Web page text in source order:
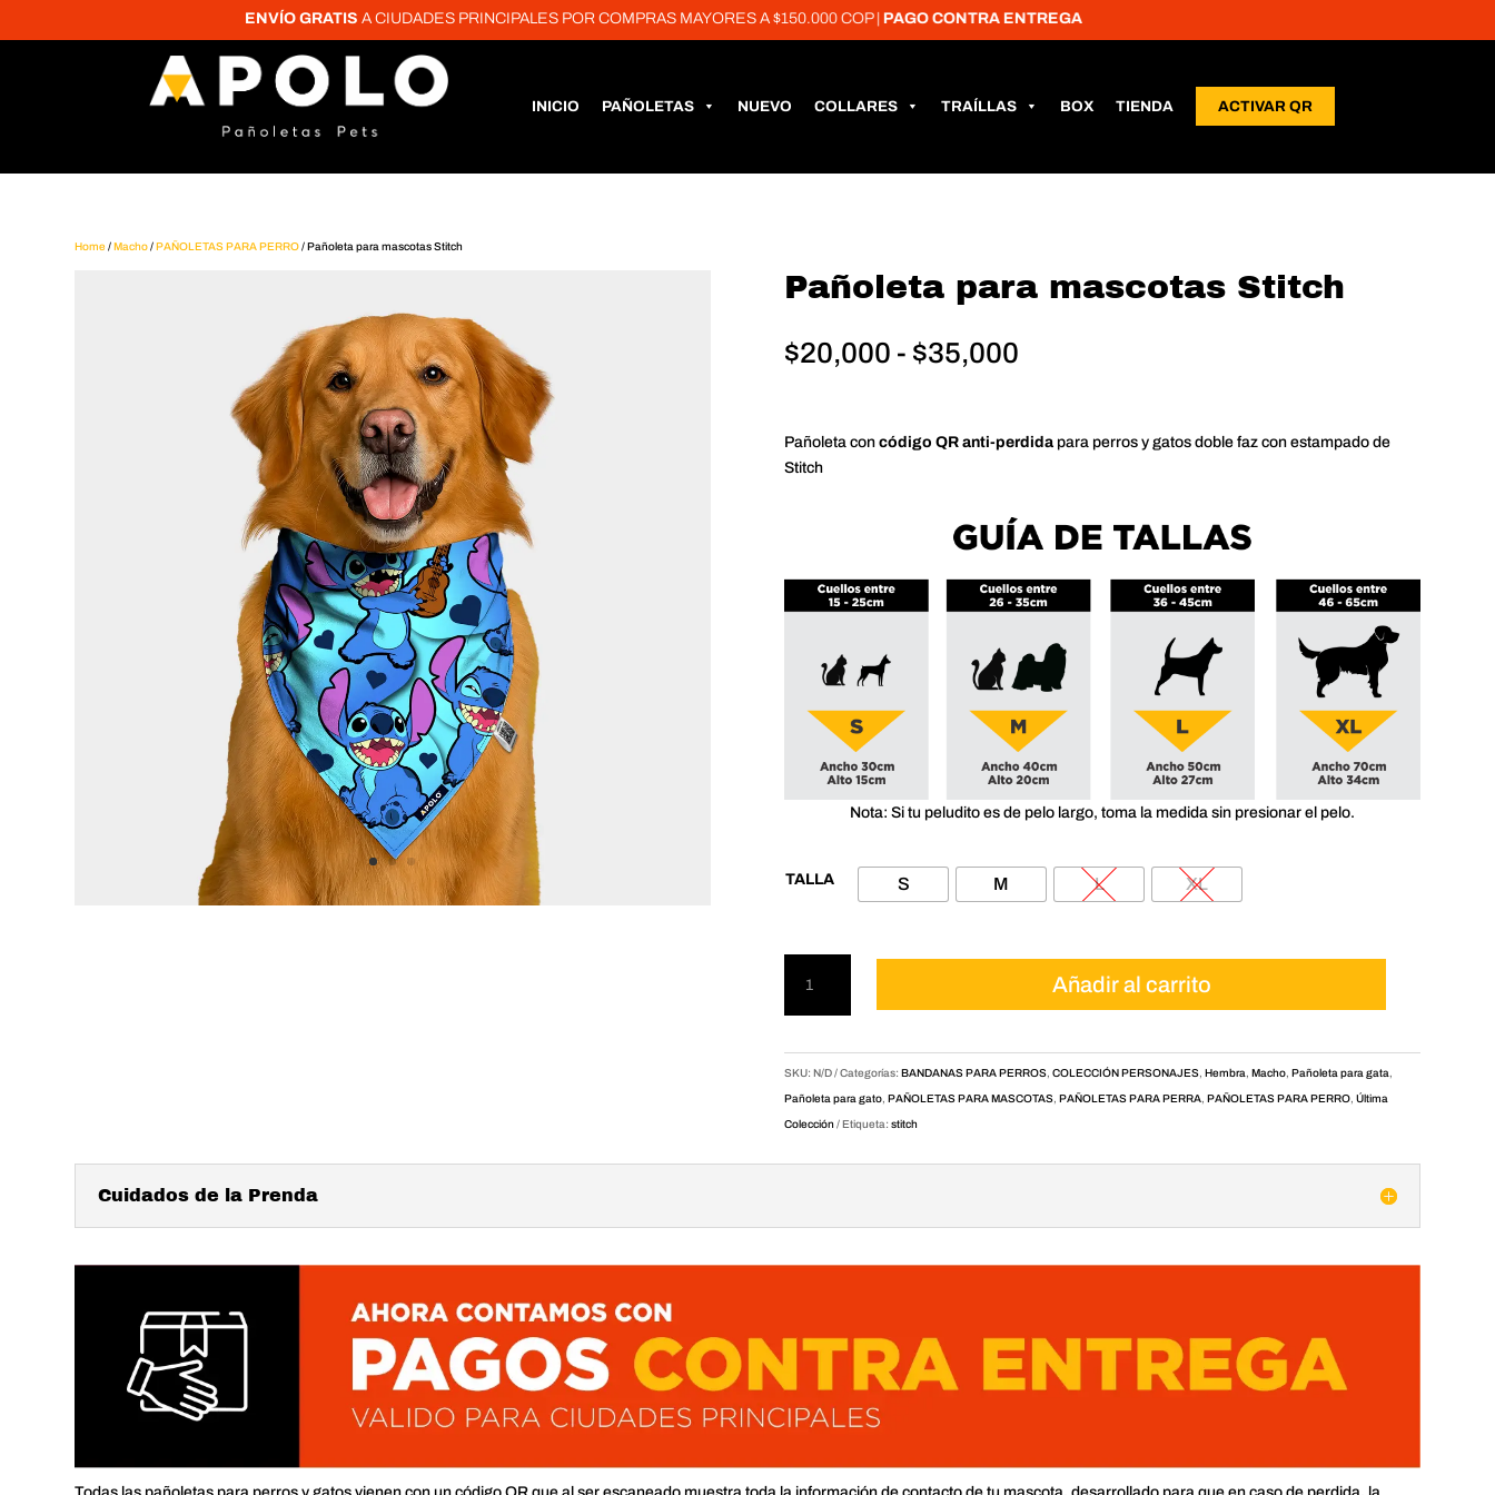
ENVÍO GRATISA CIUDADES PRINCIPALES POR COMPRAS MAYORES A $150.000 COP |PAGO CONTRA ENTREGA
INICIO PAÑOLETAS NUEVO COLLARES TRAÍLLAS BOX TIENDA ACTIVAR QR
Home/Macho/PAÑOLETAS PARA PERRO/ Pañoleta para mascotas Stitch
Pañoleta para mascotas Stitch
$20,000 - $35,000
desde
$20,000
Pañoleta concódigo QR anti-perdida para perros y gatos doble faz con estampado de
Stitch
Nota: Si tu peludito es de pelo largo, toma la medida sin presionar el pelo.
TALLA S M L XL
para
mascotas
cantidad
Añadir al carrito
SKU:N/D Categorías:BANDANAS PARA PERROS,COLECCIÓN PERSONAJES,Hembra,Macho,Pañoleta para gata,
Pañoleta para gato,PAÑOLETAS PARA MASCOTAS,PAÑOLETAS PARA PERRA,PAÑOLETAS PARA PERRO,Última
Colección Etiqueta:stitch
Cuidados de la Prenda